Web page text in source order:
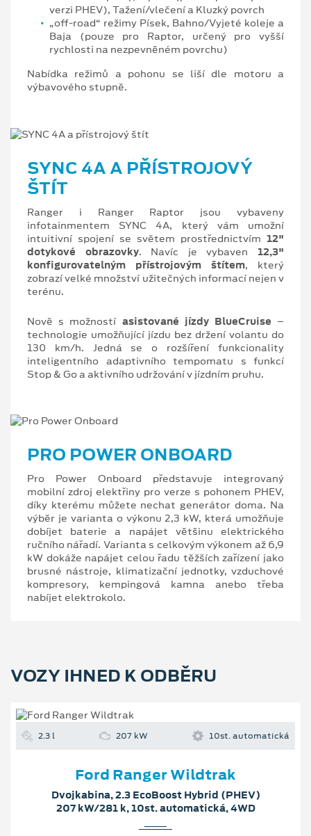
verzi PHEV), Tažení/vlečení a Kluzký povrch
„off-road“ režimy Písek, Bahno/Vyjeté koleje a
Baja (pouze pro Raptor, určený pro vyšší
rychlosti na nezpevněném povrchu)
Nabídka režimů a pohonu se liší dle motoru a
výbavového stupně.
SYNC 4A A PŘÍSTROJOVÝ
ŠTÍT
Ranger i Ranger Raptor jsou vybaveny
infotainmentem SYNC 4A, který vám umožní
intuitivní spojení se světem prostřednictvím 12"
dotykové obrazovky. Navíc je vybaven 12,3"
konfigurovatelným přístrojovým štítem, který
zobrazí velké množství užitečných informací nejen v
terénu.
Nově s možností asistované jízdy BlueCruise –
technologie umožňující jízdu bez držení volantu do
130 km/h. Jedná se o rozšíření funkcionality
inteligentního adaptivního tempomatu s funkcí
Stop & Go a aktivního udržování v jízdním pruhu.
PRO POWER ONBOARD
Pro Power Onboard představuje integrovaný
mobilní zdroj elektřiny pro verze s pohonem PHEV,
díky kterému můžete nechat generátor doma. Na
výběr je varianta o výkonu 2,3 kW, která umožňuje
dobíjet baterie a napájet většinu elektrického
ručního nářadí. Varianta s celkovým výkonem až 6,9
kW dokáže napájet celou řadu těžších zařízení jako
brusné nástroje, klimatizační jednotky, vzduchové
kompresory, kempingová kamna anebo třeba
nabíjet elektrokolo.
VOZY IHNED K ODBĚRU
2.3 l 207 kW 10st. automatická
Ford Ranger Wildtrak
Dvojkabina, 2.3 EcoBoost Hybrid (PHEV)
207 kW/281 k, 10st. automatická, 4WD